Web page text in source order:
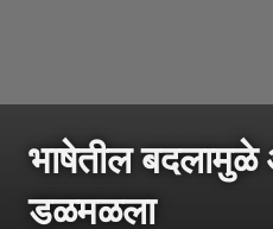
भाषेतील बदलामुळे
डळमळला